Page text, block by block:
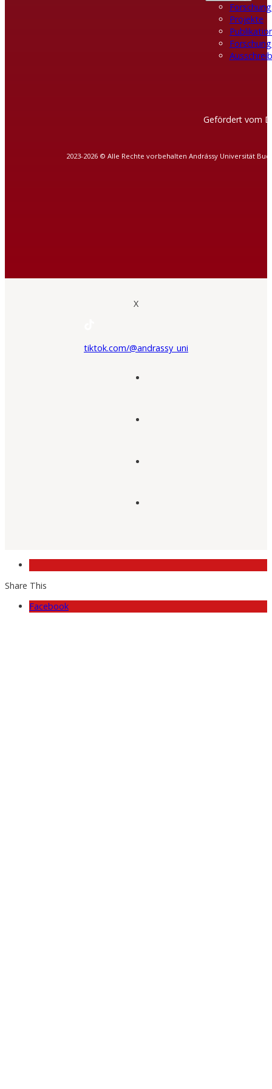
Projekte
Gefördert vom
2023-2026 © Alle Rechte vorbehalten Andrássy Universität
X
tiktok.com/@andrassy_uni
Share This
Facebook